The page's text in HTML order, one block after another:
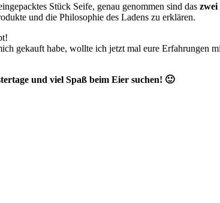
Stück Seife, genau genommen sind das zwei
und die Philosophie des Ladens zu erklären.
gekauft habe, wollte ich jetzt mal eure Erfahrungen
und viel Spaß beim Eier suchen! 🙂